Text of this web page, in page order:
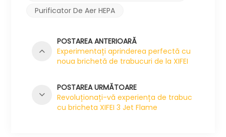
Purificator De Aer HEPA
POSTAREA ANTERIOARĂ
Experimentați aprinderea perfectă cu
noua brichetă de trabucuri de la XIFEI
POSTAREA URMĂTOARE
Revoluționați-vă experiența de trabuc
cu bricheta XIFEI 3 Jet Flame